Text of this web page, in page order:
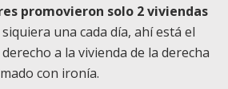
promovieron solo 2 viviendas
siquiera una cada día, ahí está el
a la vivienda de la derecha
con ironía.